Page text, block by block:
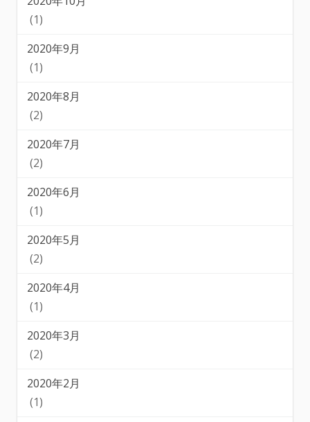
(1)
2020年9月
(1)
2020年8月
(2)
2020年7月
(2)
2020年6月
(1)
2020年5月
(2)
2020年4月
(1)
2020年3月
(2)
2020年2月
(1)